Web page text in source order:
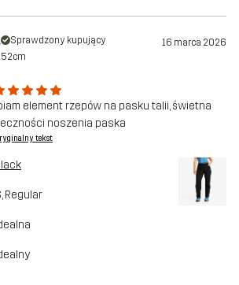
Sprawdzony kupujący 16 marca 2026
element rzepów na pasku talii, świetna
noszenia paska
tekst
, Regular